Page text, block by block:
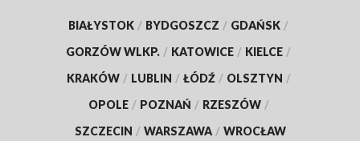
BIAŁYSTOK / BYDGOSZCZ / GDAŃSK /
GORZÓW WLKP. / KATOWICE / KIELCE /
KRAKÓW / LUBLIN / ŁÓDŹ / OLSZTYN /
OPOLE / POZNAŃ / RZESZÓW /
SZCZECIN / WARSZAWA / WROCŁAW